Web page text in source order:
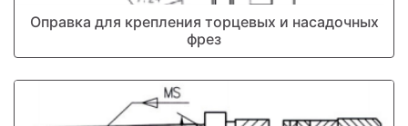
Оправка для крепления торцевых и насадочных
фрез